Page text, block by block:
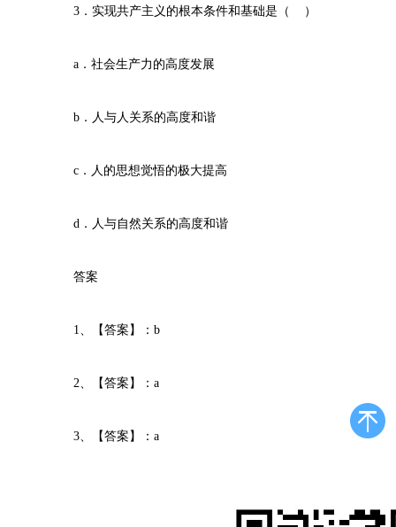
3．实现共产主义的根本条件和基础是（ ）
a．社会生产力的高度发展
b．人与人关系的高度和谐
c．人的思想觉悟的极大提高
d．人与自然关系的高度和谐
答案
1、【答案】：b
2、【答案】：a
3、【答案】：a